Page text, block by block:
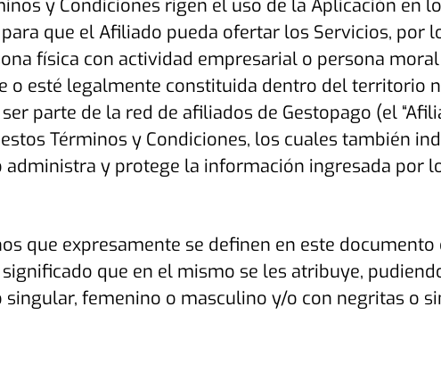
y Condiciones rigen el uso de la Aplicación en
para que el Afiliado pueda ofertar los Servicios, por
física con actividad empresarial o persona
o esté legalmente constituida dentro del territorio
parte de la red de afiliados de Gestopago (el “
Términos y Condiciones, los cuales también
administra y protege la información ingresada por
que expresamente se definen en este
que en el mismo se les atribuye,
singular, femenino o masculino y/o con negritas o